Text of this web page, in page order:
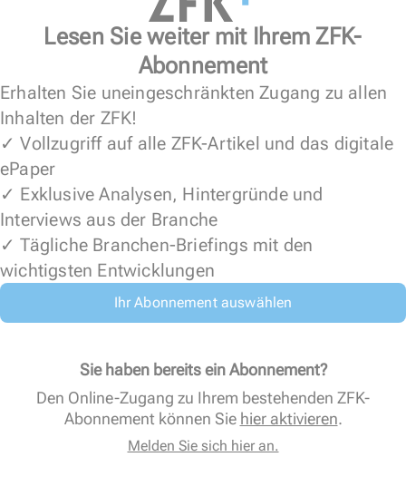
Lesen Sie weiter mit Ihrem ZFK-
Abonnement
Erhalten Sie uneingeschränkten Zugang zu allen
Inhalten der ZFK!
✓ Vollzugriff auf alle ZFK-Artikel und das digitale
ePaper
✓ Exklusive Analysen, Hintergründe und
Interviews aus der Branche
✓ Tägliche Branchen-Briefings mit den
wichtigsten Entwicklungen
Ihr Abonnement auswählen
Sie haben bereits ein Abonnement?
Den Online-Zugang zu Ihrem bestehenden ZFK-
Abonnement können Sie hier aktivieren.
Melden Sie sich hier an.